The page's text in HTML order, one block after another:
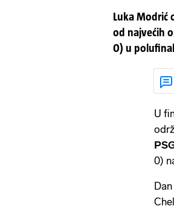
Luka Modrić
od najvećih
0) u
U
0)